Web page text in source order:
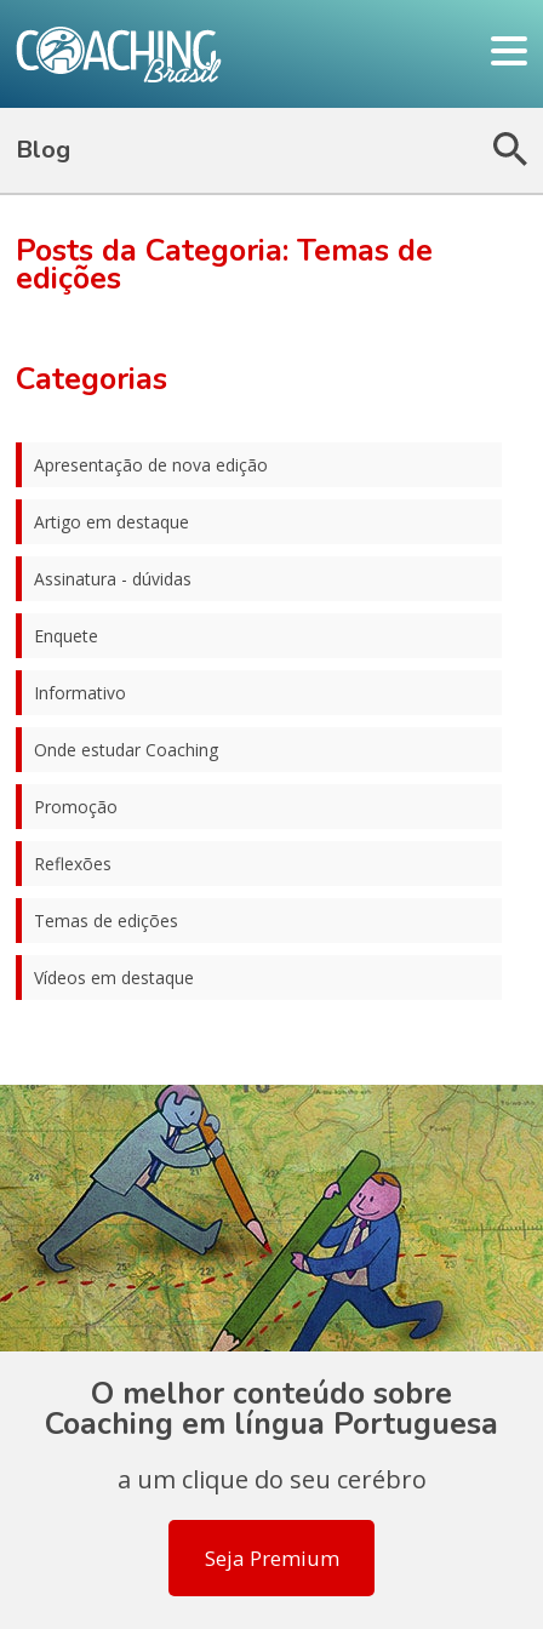
Blog
Posts da Categoria: Temas de
edições
Categorias
Apresentação de nova edição
Artigo em destaque
Assinatura - dúvidas
Enquete
Informativo
Onde estudar Coaching
Promoção
Reflexões
Temas de edições
Vídeos em destaque
O melhor conteúdo sobre
Coaching em língua Portuguesa
a um clique do seu cerébro
Seja Premium